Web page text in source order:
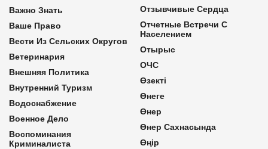
Важно Знать
Ваше Право
Вести Из Сельских Округов
Ветеринария
Внешняя Политика
Внутренний Туризм
Водоснабжение
Военное Дело
Воспоминания
Криминалиста
Отзывчивые Сердца
Отчетные Встречи С
Населением
Отырыс
ОЧС
Өзекті
Өнеге
Өнер
Өнер Сахнасында
Өңір